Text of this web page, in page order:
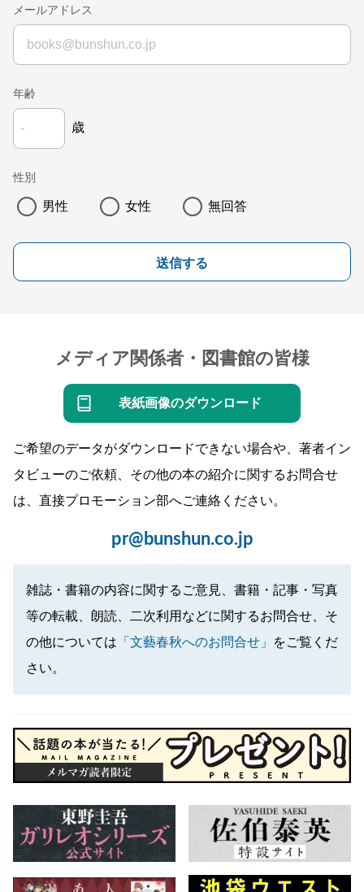
メールアドレス
年齢
歳
性別
男性 女性 無回答
送信する
メディア関係者・図書館の皆様
表紙画像のダウンロード
ご希望のデータがダウンロードできない場合や、著者イン
タビューのご依頼、その他の本の紹介に関するお問合せ
は、直接プロモーション部へご連絡ください。
pr@bunshun.co.jp
雑誌・書籍の内容に関するご意見、書籍・記事・写真
等の転載、朗読、二次利用などに関するお問合せ、そ
の他については 「文藝春秋へのお問合せ」
をご覧くだ
さい。